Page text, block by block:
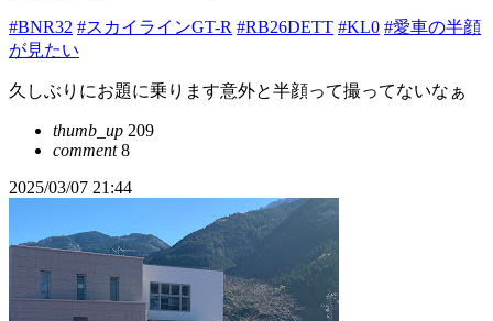
#BNR32 #スカイラインGT-R #RB26DETT #KL0 #愛車の半顔
が見たい
久しぶりにお題に乗ります意外と半顔って撮ってないなぁ
thumb_up 209
comment8
2025/03/07 21:44